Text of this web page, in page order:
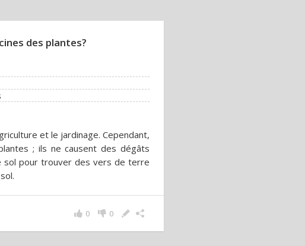
des plantes?
et le jardinage. Cependant,
; ils ne causent des dégâts
sol pour trouver des vers de terre
0
0